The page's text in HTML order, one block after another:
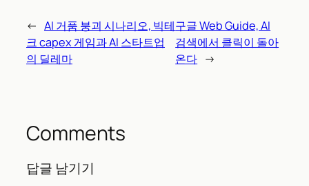
← AI 거품 붕괴 시나리오, 빅테
크 capex 게임과 AI 스타트업
의 딜레마
구글 Web Guide, AI
검색에서 클릭이 돌아
온다 →
Comments
답글 남기기